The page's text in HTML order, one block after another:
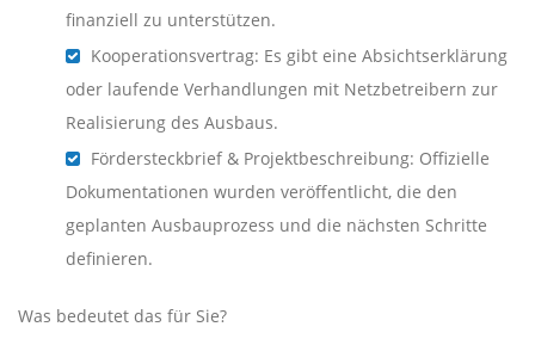
finanziell zu unterstützen.
Kooperationsvertrag: Es gibt eine Absichtserklärung
oder laufende Verhandlungen mit Netzbetreibern zur
Realisierung des Ausbaus.
Fördersteckbrief & Projektbeschreibung: Offizielle
Dokumentationen wurden veröffentlicht, die den
geplanten Ausbauprozess und die nächsten Schritte
definieren.
Was bedeutet das für Sie?